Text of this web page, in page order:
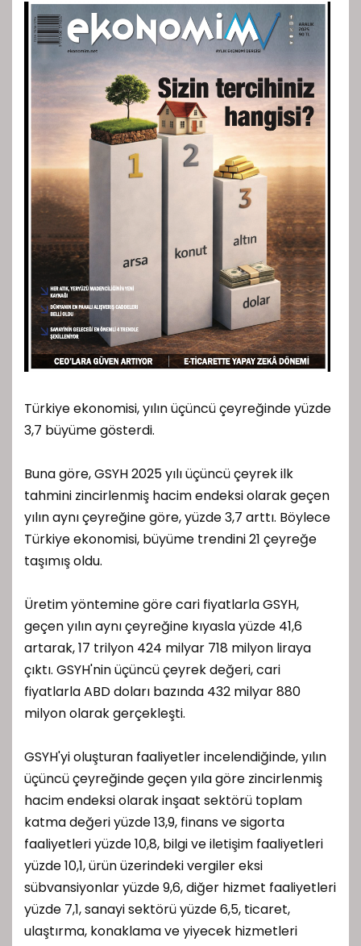
Türkiye ekonomisi, yılın üçüncü çeyreğinde yüzde
3,7 büyüme gösterdi.
Buna göre, GSYH 2025 yılı üçüncü çeyrek ilk
tahmini zincirlenmiş hacim endeksi olarak geçen
yılın aynı çeyreğine göre, yüzde 3,7 arttı. Böylece
Türkiye ekonomisi, büyüme trendini 21 çeyreğe
taşımış oldu.
Üretim yöntemine göre cari fiyatlarla GSYH,
geçen yılın aynı çeyreğine kıyasla yüzde 41,6
artarak, 17 trilyon 424 milyar 718 milyon liraya
çıktı. GSYH'nin üçüncü çeyrek değeri, cari
fiyatlarla ABD doları bazında 432 milyar 880
milyon olarak gerçekleşti.
GSYH'yi oluşturan faaliyetler incelendiğinde, yılın
üçüncü çeyreğinde geçen yıla göre zincirlenmiş
hacim endeksi olarak inşaat sektörü toplam
katma değeri yüzde 13,9, finans ve sigorta
faaliyetleri yüzde 10,8, bilgi ve iletişim faaliyetleri
yüzde 10,1, ürün üzerindeki vergiler eksi
sübvansiyonlar yüzde 9,6, diğer hizmet faaliyetleri
yüzde 7,1, sanayi sektörü yüzde 6,5, ticaret,
ulaştırma, konaklama ve yiyecek hizmetleri